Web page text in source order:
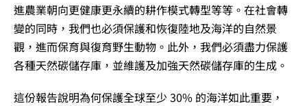
進農業朝向更健康更永續的耕作模式轉型等等。在社會轉
變的同時，我們也必須保護和恢復陸地及海洋的自然景
觀，進而保育與復育野生動物。此外，我們必須盡力保護
各種天然碳儲存庫，並維護及加強天然碳儲存庫的生成。
這份報告說明為何保護全球至少 30% 的海洋如此重要，